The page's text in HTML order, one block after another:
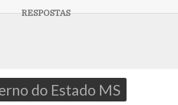
do Estado MS